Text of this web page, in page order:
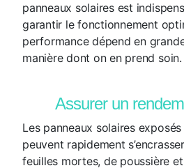
panneaux solaires est
garantir le fonctionnement
performance dépend en
manière dont on en prend soin.
Assurer un
Les panneaux solaires
peuvent rapidement
feuilles mortes, de poussière et